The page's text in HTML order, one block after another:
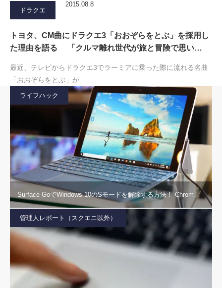
ドラクエ
2015.08.8
トヨタ、CM曲にドラクエ3「おおぞらをとぶ」を採用し
た理由を語る 「クルマ離れ世代が旅と冒険で思い…
最近、テレビからドラクエ3でラーミアに乗った際に流れる名曲
「おおぞらをとぶ」が...…
ライフハック
Surface GoでWindows 10のSモードを解除する方法！ Chrom…
管理人レポート（スクエニ以外）